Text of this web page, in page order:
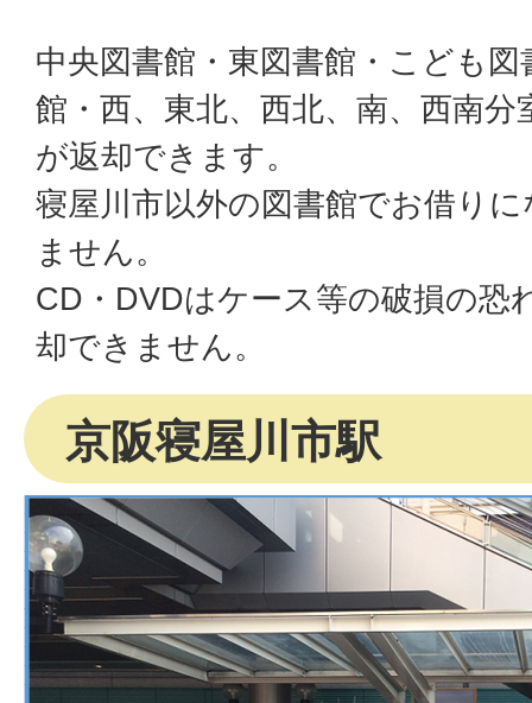
中央図書館・東図書館・こども
館・西、東北、西北、南、西南
が返却できます。
寝屋川市以外の図書館でお借り
ません。
CD・DVDはケース等の破損の恐
却できません。
京阪寝屋川市駅